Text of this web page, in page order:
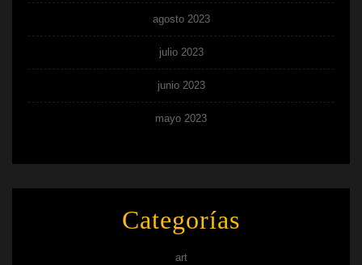
agosto 2023
julio 2023
junio 2023
mayo 2023
Categorías
art